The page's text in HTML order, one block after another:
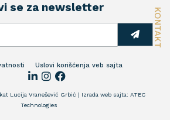
KONTAKT
se za newsletter
Lucija Vranešević Grbić | Izrada web sajta: ATEC
Technologies
Uslovi korišćenja veb sajta